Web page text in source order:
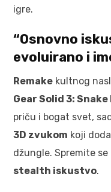
igre.
“Osnovno
evoluirano i
Remake kultnog
Gear Solid 3:
priču i bogat svet,
3D zvukom koji
džungle. Spremite se
stealth iskustvo.